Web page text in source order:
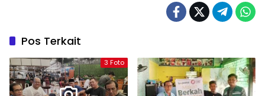
Pos Terkait
3 Foto